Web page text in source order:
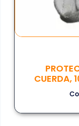
CUERDA,